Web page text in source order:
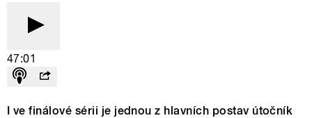
47:01
I ve finálové sérii je jednou z hlavních postav útočník